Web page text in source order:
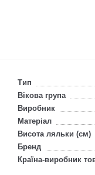
Тип
Вікова група
Виробник
Матеріал
Висота ляльки (см)
Бренд
Країна-виробник